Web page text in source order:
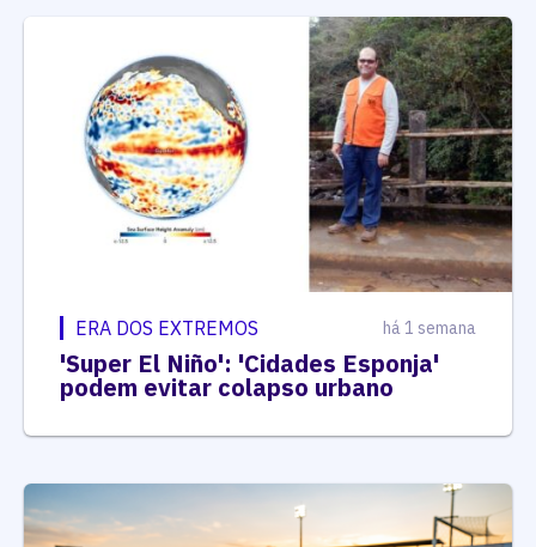
ERA DOS EXTREMOS há 1 semana
'Super El Niño': 'Cidades Esponja'
podem evitar colapso urbano